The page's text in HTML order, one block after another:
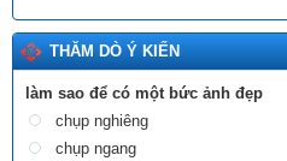
197/2025/QH15 ngày 17 tháng 5
một số cơ chế, chính sách đặc
và tổ chức thi hành pháp luật)
Ngày ban hành: (10/12/2025)
Số:
THĂM DÒ Ý KIẾN
làm sao để có một bức ảnh đẹp
chụp nghiêng
chụp ngang